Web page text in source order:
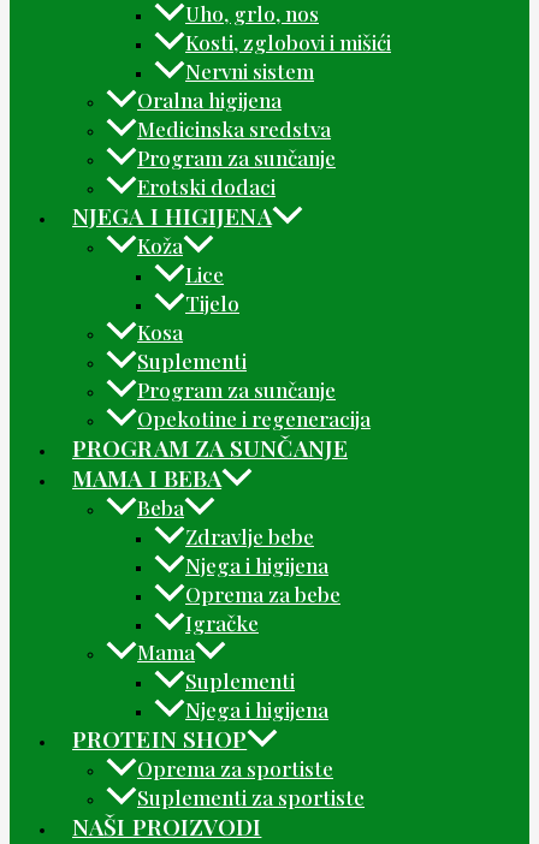
Uho, grlo, nos
Kosti, zglobovi i mišići
Nervni sistem
Oralna higijena
Medicinska sredstva
Program za sunčanje
Erotski dodaci
NJEGA I HIGIJENA
Koža
Lice
Tijelo
Kosa
Suplementi
Program za sunčanje
Opekotine i regeneracija
PROGRAM ZA SUNČANJE
MAMA I BEBA
Beba
Zdravlje bebe
Njega i higijena
Oprema za bebe
Igračke
Mama
Suplementi
Njega i higijena
PROTEIN SHOP
Oprema za sportiste
Suplementi za sportiste
NAŠI PROIZVODI